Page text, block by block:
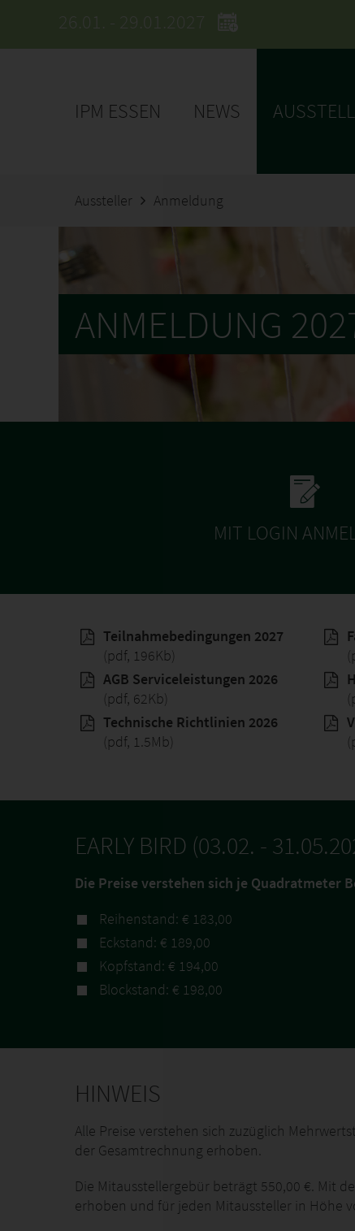
26.01. - 29.01.2027
IPM ESSEN NEWS
Aussteller Anmeldung
ANMELDUNG
MIT LOGIN
Teilnahmebedingungen 2027
(pdf, 196Kb)
AGB Serviceleistungen 2026
(pdf, 62Kb)
Technische Richtlinien 2026
(pdf, 1.5Mb)
EARLY BIRD (03.02. -
Die Preise verstehen sich je Quadratmeter
Reihenstand: € 183,00
Eckstand: € 189,00
Kopfstand: € 194,00
Blockstand: € 198,00
HINWEIS
Alle Preise verstehen sich zuzüglich
der Gesamtrechnung erhoben.
Die Mitausstellergebür beträgt 550,00 €. Mit
erhoben und für jeden Mitaussteller in Höhe